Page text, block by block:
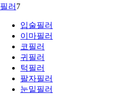
필러 7
입술필러
이마필러
코필러
귀필러
턱필러
팔자필러
눈밑필러